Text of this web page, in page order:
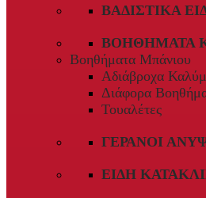
ΒΑΔΙΣΤΙΚΆ
ΒΟΗΘΉΜΑΤΑ
Βοηθήματα Μπάνιου
Αδιάβροχα
Διάφορα
Τουαλέτες
ΓΕΡΑΝΟΊ
ΕΊΔΗ